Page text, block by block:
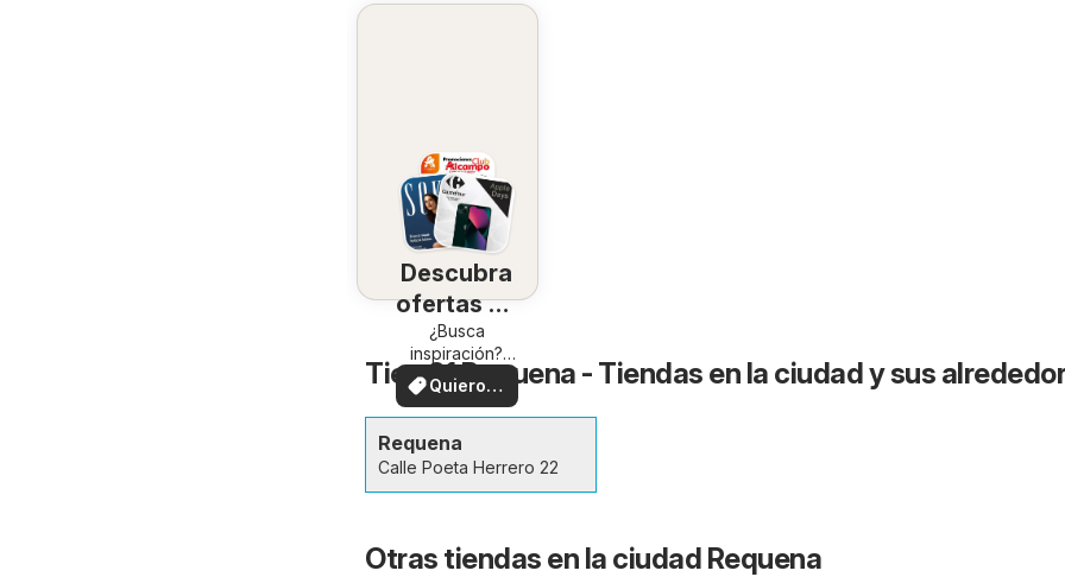
Descubra
ofertas en
su zona
¿Busca
inspiración?
¡Vea las ofertas
en su zona!
Quiero
ver
Tien 21 Requena - Tiendas en la ciudad y sus
Requena
Calle Poeta Herrero 22
Otras tiendas en la ciudad Requena